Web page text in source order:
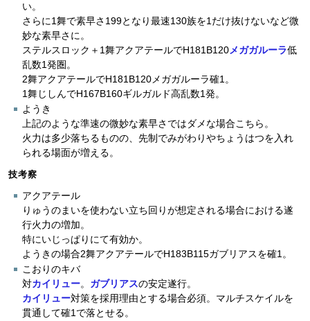
い。
さらに1舞で素早さ199となり最速130族を1だけ抜けないなど微
妙な素早さに。
ステルスロック＋1舞アクアテールでH181B120 メガガルーラ低
乱数1発圏。
2舞アクアテールでH181B120メガガルーラ確1。
1舞じしんでH167B160ギルガルド高乱数1発。
ようき
上記のような準速の微妙な素早さではダメな場合こちら。
火力は多少落ちるものの、先制でみがわりやちょうはつを入れ
られる場面が増える。
技考察
アクアテール
りゅうのまいを使わない立ち回りが想定される場合における遂
行火力の増加。
特にいじっぱりにて有効か。
ようきの場合2舞アクアテールでH183B115ガブリアスを確1。
こおりのキバ
対カイリュー。 ガブリアスの安定遂行。
カイリュー対策を採用理由とする場合必須。マルチスケイルを
貫通して確1で落とせる。